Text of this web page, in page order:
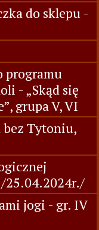
do sklepu -
programu
- „Skąd się
grupa V, VI
bez Tytoniu,
25.04.2024r./
jogi - gr. IV